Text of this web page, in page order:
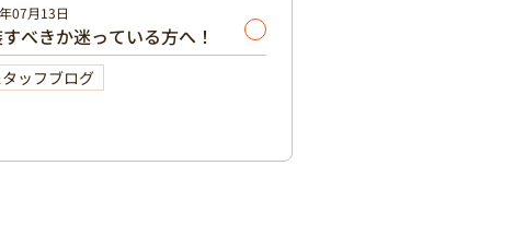
07月13日
べきか迷っている方へ！
ッフブログ